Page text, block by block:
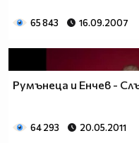
65 843 16.09.2007
Румънеца и Енчев -
64 293 20.05.2011